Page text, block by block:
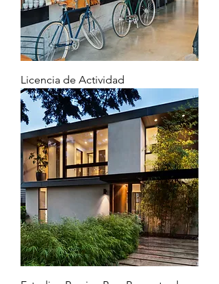
Licencia de Actividad